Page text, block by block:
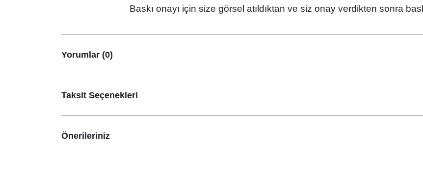
Sevimli Ayıcık Konsept Hediyelik El Kremi
Baskı onayı için size görsel atıldıktan ve siz onay verdikten sonra
Yorumlar (0)
Taksit Seçenekleri
Önerileriniz